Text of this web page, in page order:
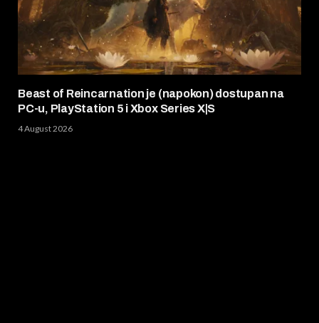
Beast of Reincarnation je (napokon) dostupan na
PC-u, PlayStation 5 i Xbox Series X|S
4 August 2026